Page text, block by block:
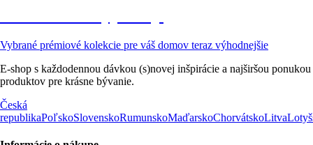
Vybrané prémiové kolekcie pre váš domov teraz výhodnejšie
E-shop s každodennou dávkou (s)novej inšpirácie a najširšou ponukou
produktov pre krásne bývanie.
Česká
republikaPoľskoSlovenskoRumunskoMaďarskoChorvátskoLitva